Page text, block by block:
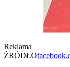
Reklama
ŹRÓDŁO